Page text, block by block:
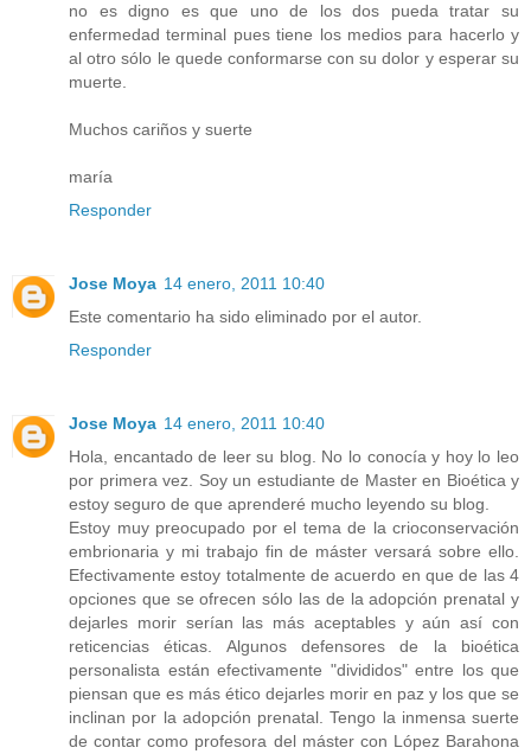
no es digno es que uno de los dos pueda tratar su
enfermedad terminal pues tiene los medios para hacerlo y
al otro sólo le quede conformarse con su dolor y esperar su
muerte.
Muchos cariños y suerte
maría
Responder
Jose Moya 14 enero, 2011 10:40
Este comentario ha sido eliminado por el autor.
Responder
Jose Moya 14 enero, 2011 10:40
Hola, encantado de leer su blog. No lo conocía y hoy lo leo
por primera vez. Soy un estudiante de Master en Bioética y
estoy seguro de que aprenderé mucho leyendo su blog.
Estoy muy preocupado por el tema de la crioconservación
embrionaria y mi trabajo fin de máster versará sobre ello.
Efectivamente estoy totalmente de acuerdo en que de las 4
opciones que se ofrecen sólo las de la adopción prenatal y
dejarles morir serían las más aceptables y aún así con
reticencias éticas. Algunos defensores de la bioética
personalista están efectivamente "divididos" entre los que
piensan que es más ético dejarles morir en paz y los que se
inclinan por la adopción prenatal. Tengo la inmensa suerte
de contar como profesora del máster con López Barahona